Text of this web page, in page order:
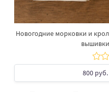
Новогодние морковки и
800 руб.